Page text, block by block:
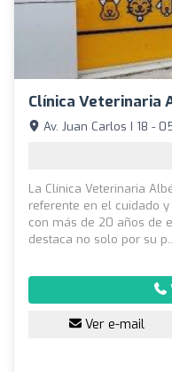
Clínica Veterinaria
Av. Juan Carlos I 18 -
La Clínica Veterinaria
referente en el cuidado
con más de 20 años de
destaca no solo por su
Ver e-mail